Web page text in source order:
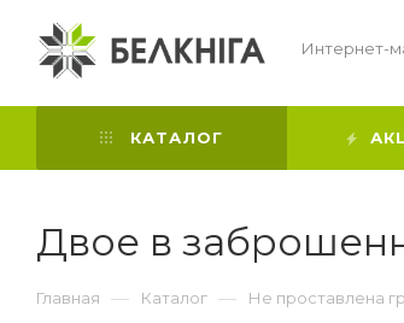
Интернет-
КАТАЛОГ
Двое в
Главная — Каталог — Не проставлена